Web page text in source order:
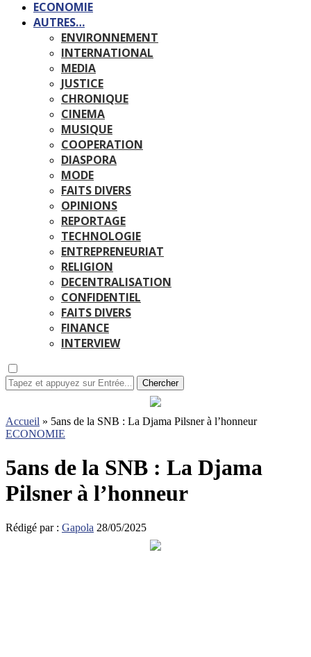
ECONOMIE
AUTRES…
ENVIRONNEMENT
INTERNATIONAL
MEDIA
JUSTICE
CHRONIQUE
CINEMA
MUSIQUE
COOPERATION
DIASPORA
MODE
FAITS DIVERS
OPINIONS
REPORTAGE
TECHNOLOGIE
ENTREPRENEURIAT
RELIGION
DECENTRALISATION
CONFIDENTIEL
FAITS DIVERS
FINANCE
INTERVIEW
Chercher
Accueil » 5ans de la SNB : La Djama Pilsner à l’honneur
ECONOMIE
5ans de la SNB : La Djama
Pilsner à l’honneur
Rédigé par : Gapola 28/05/2025